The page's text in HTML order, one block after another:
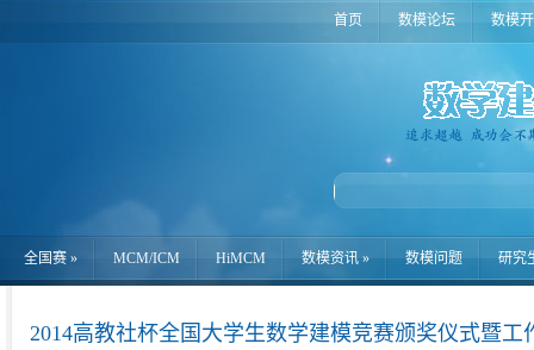
首页 数模论坛 数模
全国赛 » MCM/ICM HiMCM 数模资讯 » 数模问题 研究
2014高教社杯全国大学生数学建模竞赛颁奖仪式暨工